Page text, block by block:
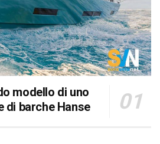
modello di uno
di barche Hanse